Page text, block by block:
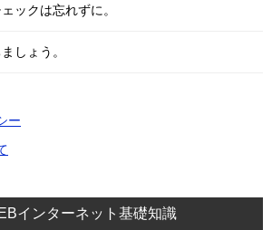
ックは忘れずに。
しょう。
ー
インターネット基礎知識